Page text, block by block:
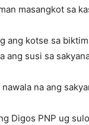
masangkot sa
ang kotse sa
ang susi sa
na ang
Digos PNP ug